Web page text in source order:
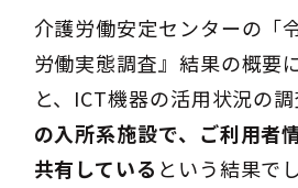
介護労働安定センターの「
労働実態調査』結果の概要
と、ICT機器の活用状況の調
の入所系施設で、ご利用者
共有している という結果で